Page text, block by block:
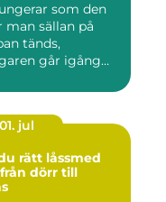
som den
man sällan på
tänds,
går igång
01. jul
rätt låssmed
dörr till